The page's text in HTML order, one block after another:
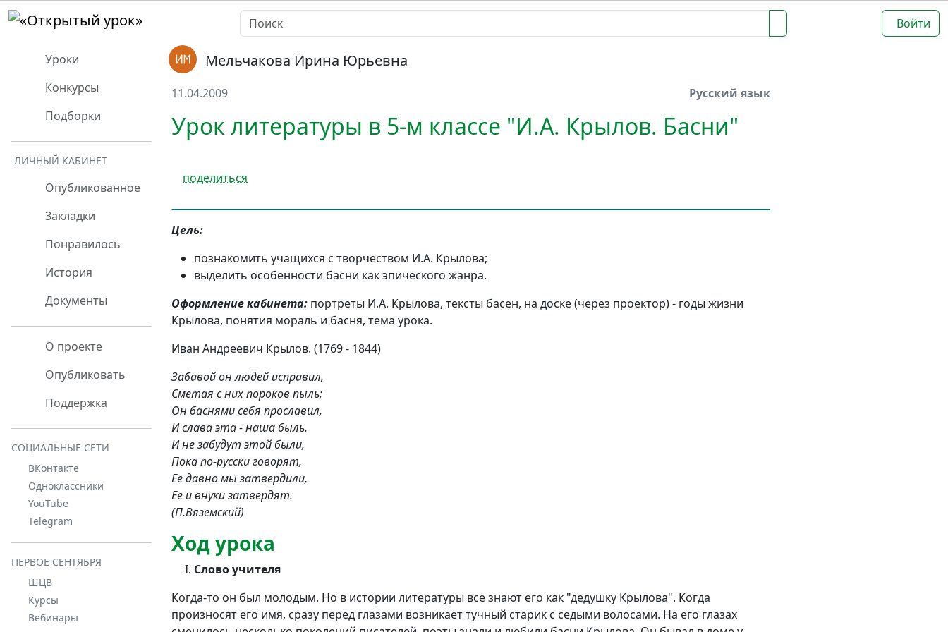
Войти
Уроки
Конкурсы
Подборки
ЛИЧНЫЙ КАБИНЕТ
Опубликованное
Закладки
Понравилось
История
Документы
О проекте
Опубликовать
Поддержка
СОЦИАЛЬНЫЕ СЕТИ
ВКонтакте
Одноклассники
YouTube
Telegram
ПЕРВОЕ СЕНТЯБРЯ
ШЦВ
Курсы
Вебинары
Мельчакова Ирина Юрьевна
11.04.2009 Русский язык
Урок литературы в 5-м классе "И.А. Крылов. Басни"
поделиться
Цель:
познакомить учащихся с творчеством И.А. Крылова;
выделить особенности басни как эпического жанра.
Оформление кабинета: портреты И.А. Крылова, тексты басен, на доске (через проектор) - годы жизни
Крылова, понятия мораль и басня, тема урока.
Иван Андреевич Крылов. (1769 - 1844)
Забавой он людей исправил,
Сметая с них пороков пыль;
Он баснями себя прославил,
И слава эта - наша быль.
И не забудут этой были,
Пока по-русски говорят,
Ее давно мы затвердили,
Ее и внуки затвердят.
(П.Вяземский)
Ход урока
Слово учителя
Когда-то он был молодым. Но в истории литературы все знают его как "дедушку Крылова". Когда
произносят его имя, сразу перед глазами возникает тучный старик с седыми волосами. На его глазах